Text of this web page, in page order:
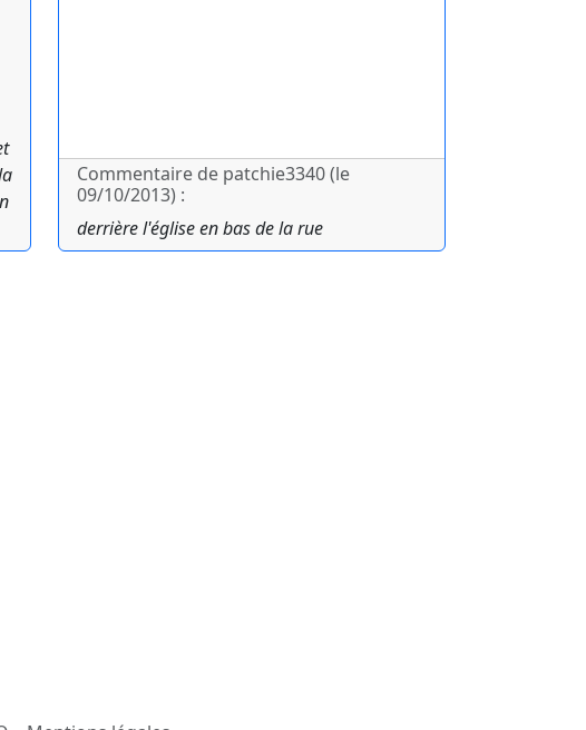
Commentaire de patchie3340 (le
09/10/2013) :
derrière l'église en bas de la rue